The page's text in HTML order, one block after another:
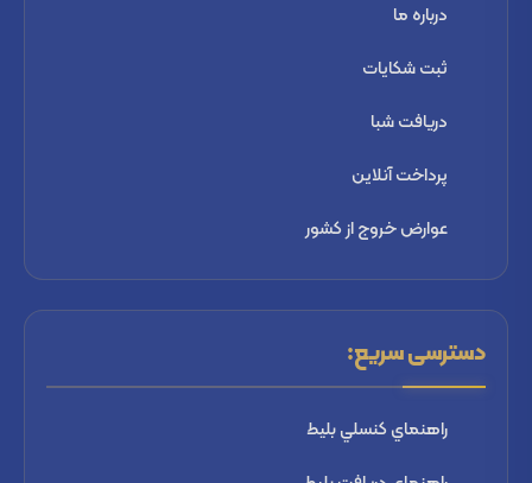
درباره ما
ثبت شكايات
دریافت شبا
پرداخت آنلاین
عوارض خروج از کشور
دسترسی سریع:
راهنماي كنسلي بليط